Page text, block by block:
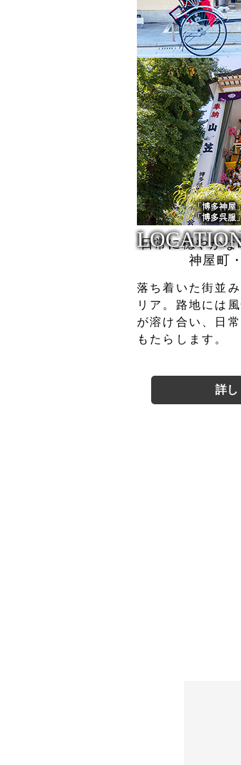
「博多神屋
「博多呉服
日常に穏やかな
神屋町
落ち着いた街並
リア。路地には
が溶け合い、日
もたらします。
詳し